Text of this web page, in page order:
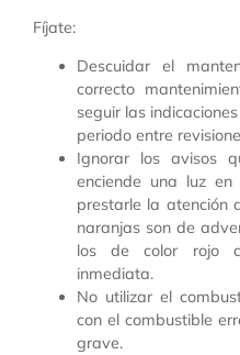
Fíjate:
Descuidar el
correcto
seguir las
periodo entre
Ignorar los avisos
enciende una luz en
prestarle la atención
naranjas son de
los de color rojo
inmediata.
No utilizar el
con el combustible
grave.